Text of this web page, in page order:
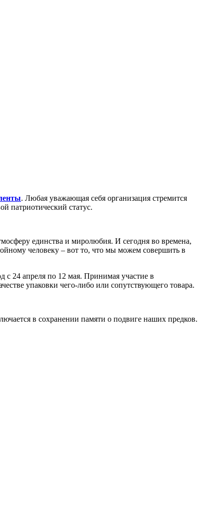
. Любая уважающая себя организация стремится
патриотический статус.
единства и миролюбия. И сегодня во времена,
человеку – вот то, что мы можем совершить в
с 24 апреля по 12 мая. Принимая участие в
упаковки чего-либо или сопутствующего товара.
в сохранении памяти о подвиге наших предков.